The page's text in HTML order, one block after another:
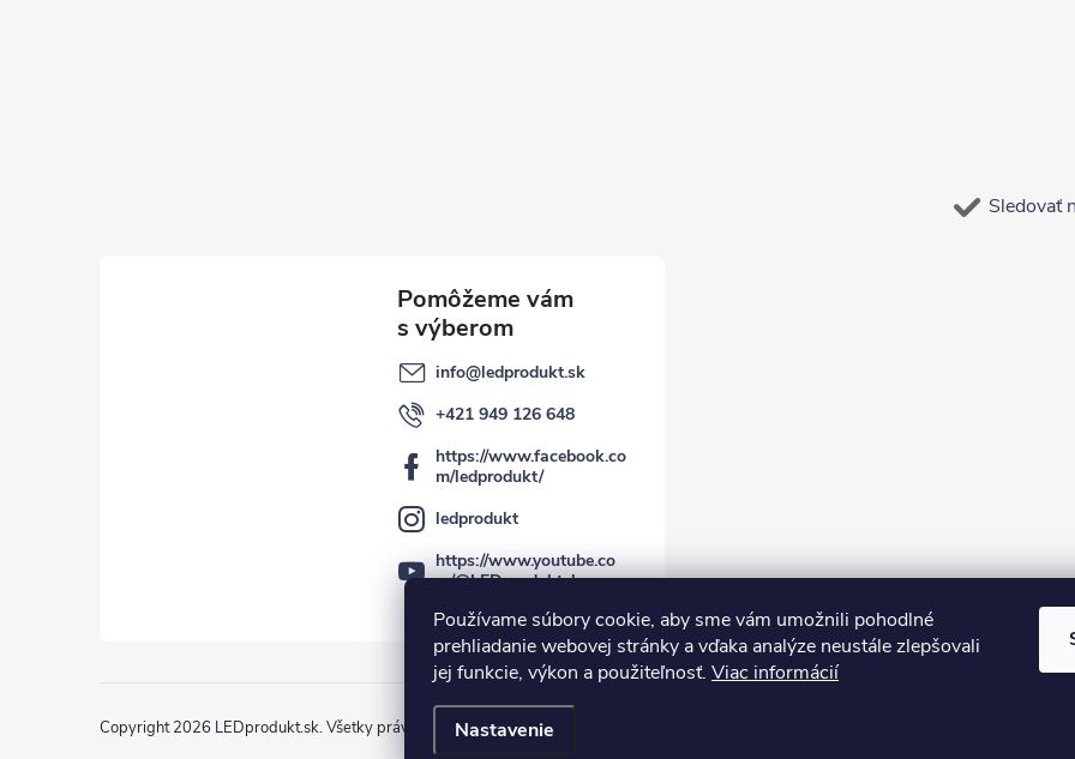
Používame súbory cookie, aby sme vám umožnili pohodlné
prehliadanie webovej stránky a vďaka analýze neustále zlepšovali
jej funkcie, výkon a použiteľnosť. Viac informácií
Nastavenie
Sledovať
info@ledprodukt.sk
+421 949 126 648
https://www.facebook.co
m/ledprodukt/
ledprodukt
https://www.youtube.co
m/@LEDproduktsk
Copyright 2026 LEDprodukt.sk. Všetky práva vyhradené.